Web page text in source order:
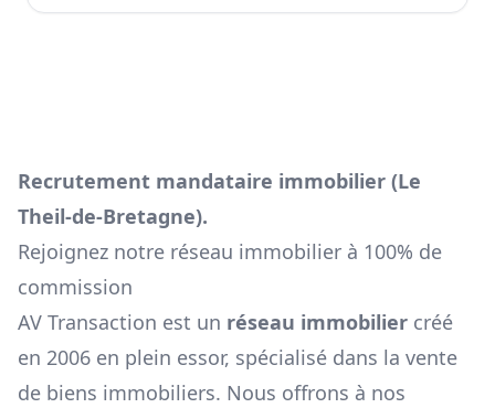
Recrutement mandataire immobilier (Le
Theil-de-Bretagne).
Rejoignez notre réseau immobilier à 100% de
commission
AV Transaction est un réseau immobilier créé
en 2006 en plein essor, spécialisé dans la vente
de biens immobiliers. Nous offrons à nos